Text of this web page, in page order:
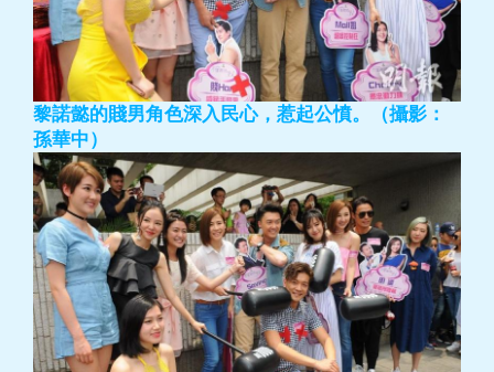
黎諾懿的賤男角色深入民心，惹起公憤。（攝影：
孫華中）